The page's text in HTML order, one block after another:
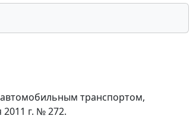
транспортом,
г. № 272.